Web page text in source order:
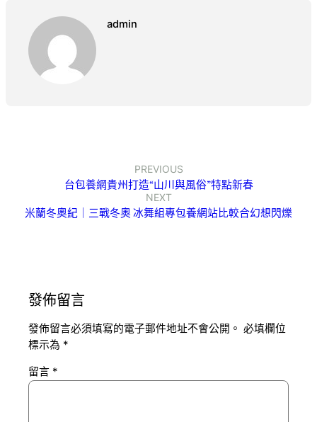
admin
PREVIOUS
台包養網貴州打造“山川與風俗”特點新春
NEXT
米蘭冬奧紀｜三戰冬奧 冰舞組專包養網站比較合幻想閃爍
發佈留言
發佈留言必須填寫的電子郵件地址不會公開。 必填欄位
標示為 *
留言 *